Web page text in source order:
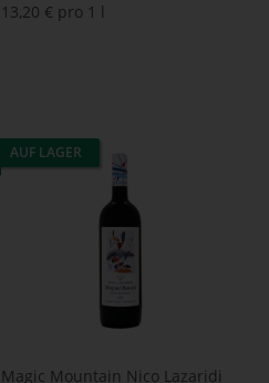
13,20 € pro 1 l
AUF LAGER
Magic Mountain Nico Lazaridi